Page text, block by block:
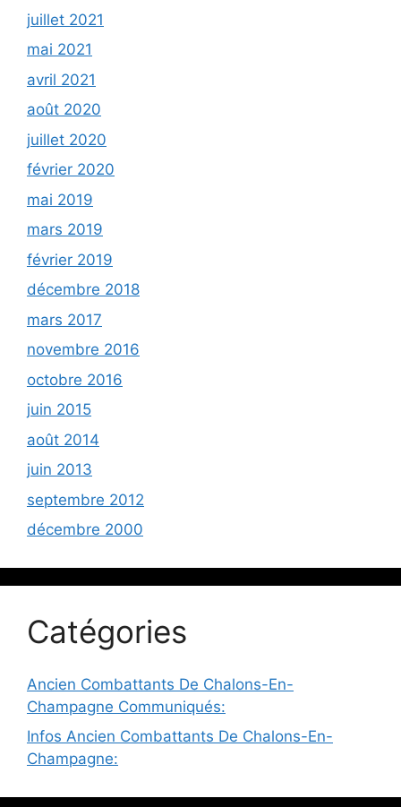
juillet 2021
mai 2021
avril 2021
août 2020
juillet 2020
février 2020
mai 2019
mars 2019
février 2019
décembre 2018
mars 2017
novembre 2016
octobre 2016
juin 2015
août 2014
juin 2013
septembre 2012
décembre 2000
Catégories
Ancien Combattants De Chalons-En-
Champagne Communiqués:
Infos Ancien Combattants De Chalons-En-
Champagne: